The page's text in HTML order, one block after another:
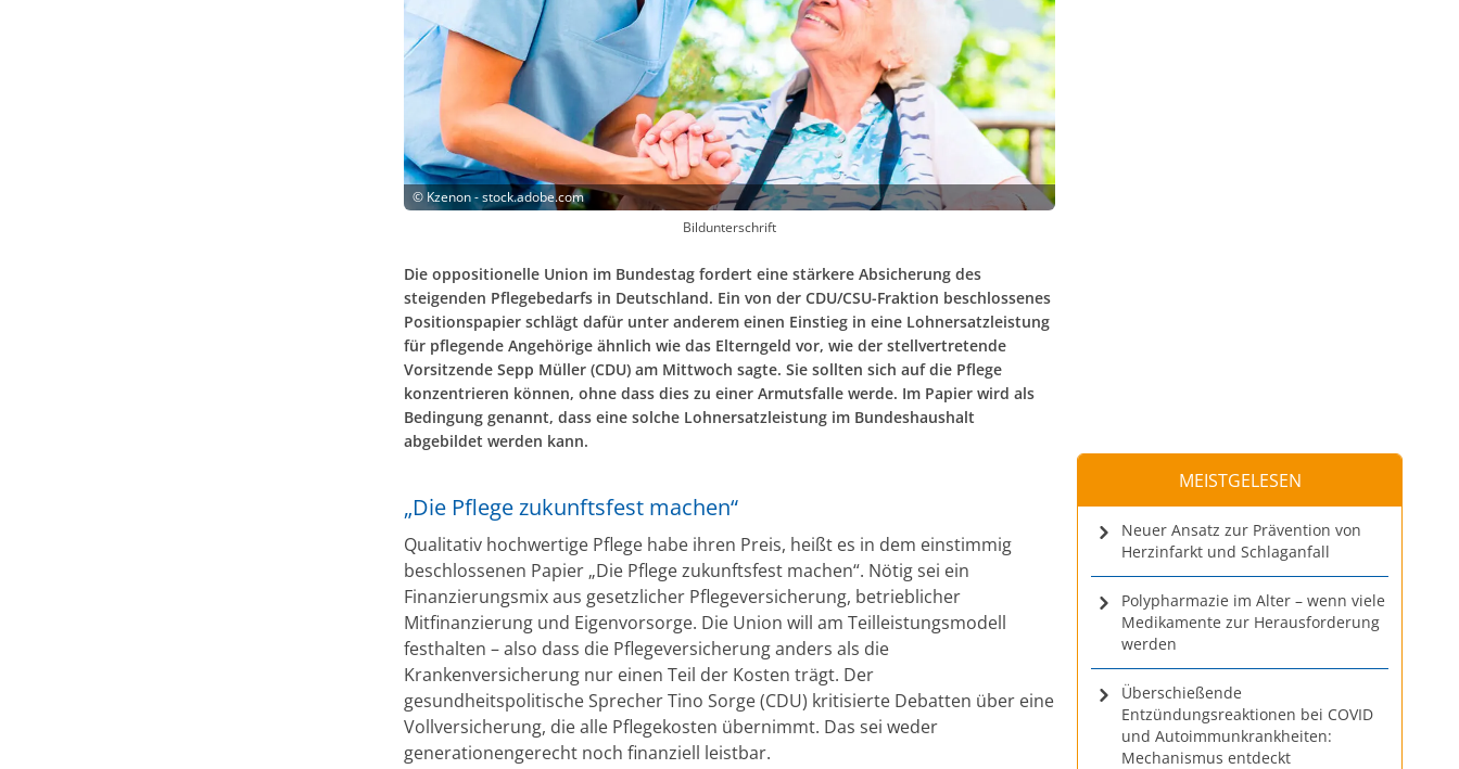
©Kzenon - stock.adobe.com
Bildunterschrift
Die oppositionelle Union im Bundestag fordert eine stärkere Absicherung des
steigenden Pflegebedarfs in Deutschland. Ein von der CDU/CSU-Fraktion beschlossenes
Positionspapier schlägt dafür unter anderem einen Einstieg in eine Lohnersatzleistung
für pflegende Angehörige ähnlich wie das Elterngeld vor, wie der stellvertretende
Vorsitzende Sepp Müller (CDU) am Mittwoch sagte. Sie sollten sich auf die Pflege
konzentrieren können, ohne dass dies zu einer Armutsfalle werde. Im Papier wird als
Bedingung genannt, dass eine solche Lohnersatzleistung im Bundeshaushalt
abgebildet werden kann.
„Die Pflege zukunftsfest machen“
Qualitativ hochwertige Pflege habe ihren Preis, heißt es in dem einstimmig
beschlossenen Papier „Die Pflege zukunftsfest machen“. Nötig sei ein
Finanzierungsmix aus gesetzlicher Pflegeversicherung, betrieblicher
Mitfinanzierung und Eigenvorsorge. Die Union will am Teilleistungsmodell
festhalten – also dass die Pflegeversicherung anders als die
Krankenversicherung nur einen Teil der Kosten trägt. Der
gesundheitspolitische Sprecher Tino Sorge (CDU) kritisierte Debatten über eine
Vollversicherung, die alle Pflegekosten übernimmt. Das sei weder
generationengerecht noch finanziell leistbar.
MEISTGELESEN
Neuer Ansatz zur Prävention von
Herzinfarkt und Schlaganfall
Polypharmazie im Alter – wenn viele
Medikamente zur Herausforderung
werden
Überschießende
Entzündungsreaktionen bei COVID
und Autoimmunkrankheiten:
Mechanismus entdeckt